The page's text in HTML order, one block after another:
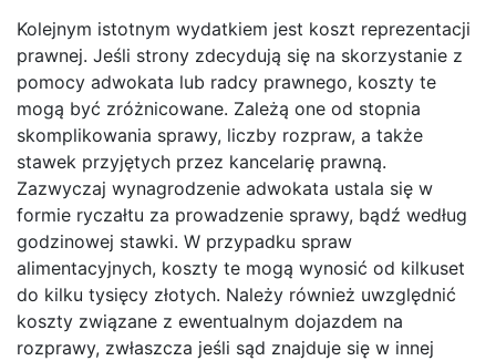
Kolejnym istotnym wydatkiem jest koszt reprezentacji
prawnej. Jeśli strony zdecydują się na skorzystanie z
pomocy adwokata lub radcy prawnego, koszty te
mogą być zróżnicowane. Zależą one od stopnia
skomplikowania sprawy, liczby rozpraw, a także
stawek przyjętych przez kancelarię prawną.
Zazwyczaj wynagrodzenie adwokata ustala się w
formie ryczałtu za prowadzenie sprawy, bądź według
godzinowej stawki. W przypadku spraw
alimentacyjnych, koszty te mogą wynosić od kilkuset
do kilku tysięcy złotych. Należy również uwzględnić
koszty związane z ewentualnym dojazdem na
rozprawy, zwłaszcza jeśli sąd znajduje się w innej